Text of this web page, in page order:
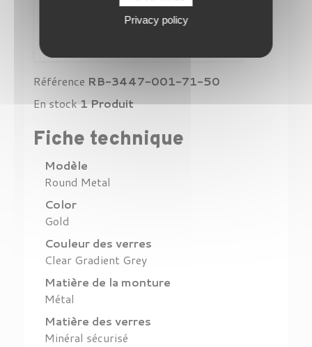
Référence RB-3447-001-71-50
En stock1 Produit
Fiche technique
Modèle
Round Metal
Color
Gold
Couleur des verres
Clear Gradient Grey
Matière de la monture
Métal
Matière des verres
Minéral sécurisé
Privacy policy